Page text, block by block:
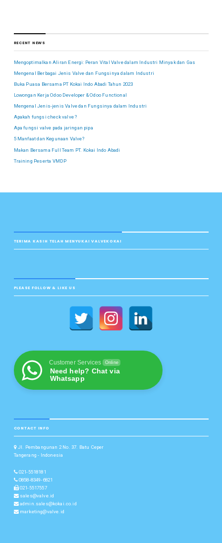
RECENT NEWS
Mengoptimalkan Aliran Energi: Peran Vital Valve dalam Industri Minyak dan Gas
Mengenal Berbagai Jenis Valve dan Fungsinya dalam Industri
Buka Puasa Bersama PT Kokai Indo Abadi Tahun 2023
Lowongan Kerja Odoo Developer & Odoo Functional
Mengenal Jenis-jenis Valve dan Fungsinya dalam Industri
Apakah fungsi check valve ?
Apa fungsi valve pada jaringan pipa
5 Manfaat dan Kegunaan Valve?
Makan Bersama Full Team PT. Kokai Indo Abadi
Training Peserta VMDP
TERIMA KASIH TELAH MENYUKAI VALVEKOKAI
PLEASE FOLLOW & LIKE US
Customer Services Online
Need help? Chat via
Whatsapp
CONTACT INFO
Jl. Pembangunan 2 No. 37. Batu Ceper
Tangerang - Indonesia
021-5518181
0858-8349-6821
021-5517557
sales@valve.id
admin.sales@kokai.co.id
marketing@valve.id